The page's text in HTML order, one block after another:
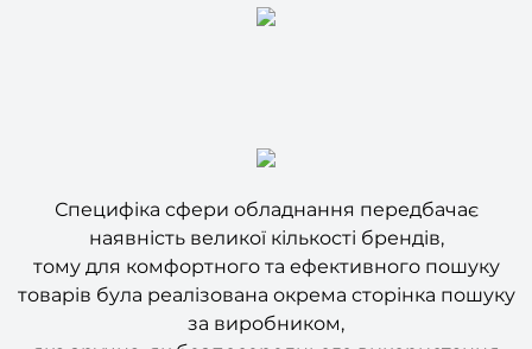
Специфіка сфери обладнання передбачає
наявність великої кількості брендів,
тому для комфортного та ефективного пошуку
товарів була реалізована окрема сторінка пошуку
за виробником,
яка зручна, як безпосереднього використання
відвідувачами, так просування інтернет-магазину.